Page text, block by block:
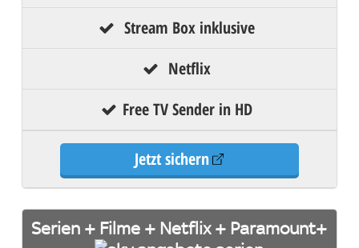
Stream Box inklusive
Netflix
Free TV Sender in HD
Jetzt sichern
Serien + Filme + Netflix + Paramount+